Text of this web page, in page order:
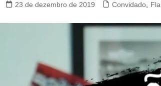
23 de dezembro de 2019 Convidado